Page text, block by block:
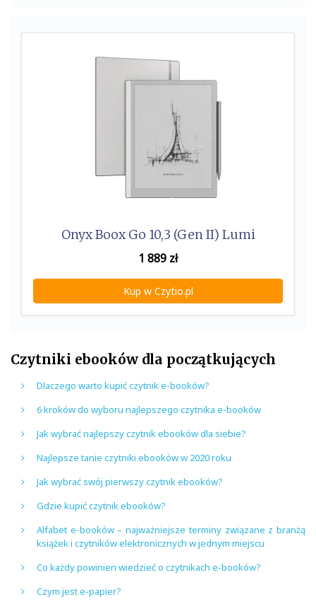
Onyx Boox Go 10,3 (Gen II) Lumi
1 889 zł
Kup w Czytio.pl
Czytniki ebooków dla początkujących
Dlaczego warto kupić czytnik e-booków?
6 kroków do wyboru najlepszego czytnika e-booków
Jak wybrać najlepszy czytnik ebooków dla siebie?
Najlepsze tanie czytniki ebooków w 2020 roku
Jak wybrać swój pierwszy czytnik ebooków?
Gdzie kupić czytnik ebooków?
Alfabet e-booków – najważniejsze terminy związane z branżą
książek i czytników elektronicznych w jednym miejscu
Co każdy powinien wiedzieć o czytnikach e-booków?
Czym jest e-papier?